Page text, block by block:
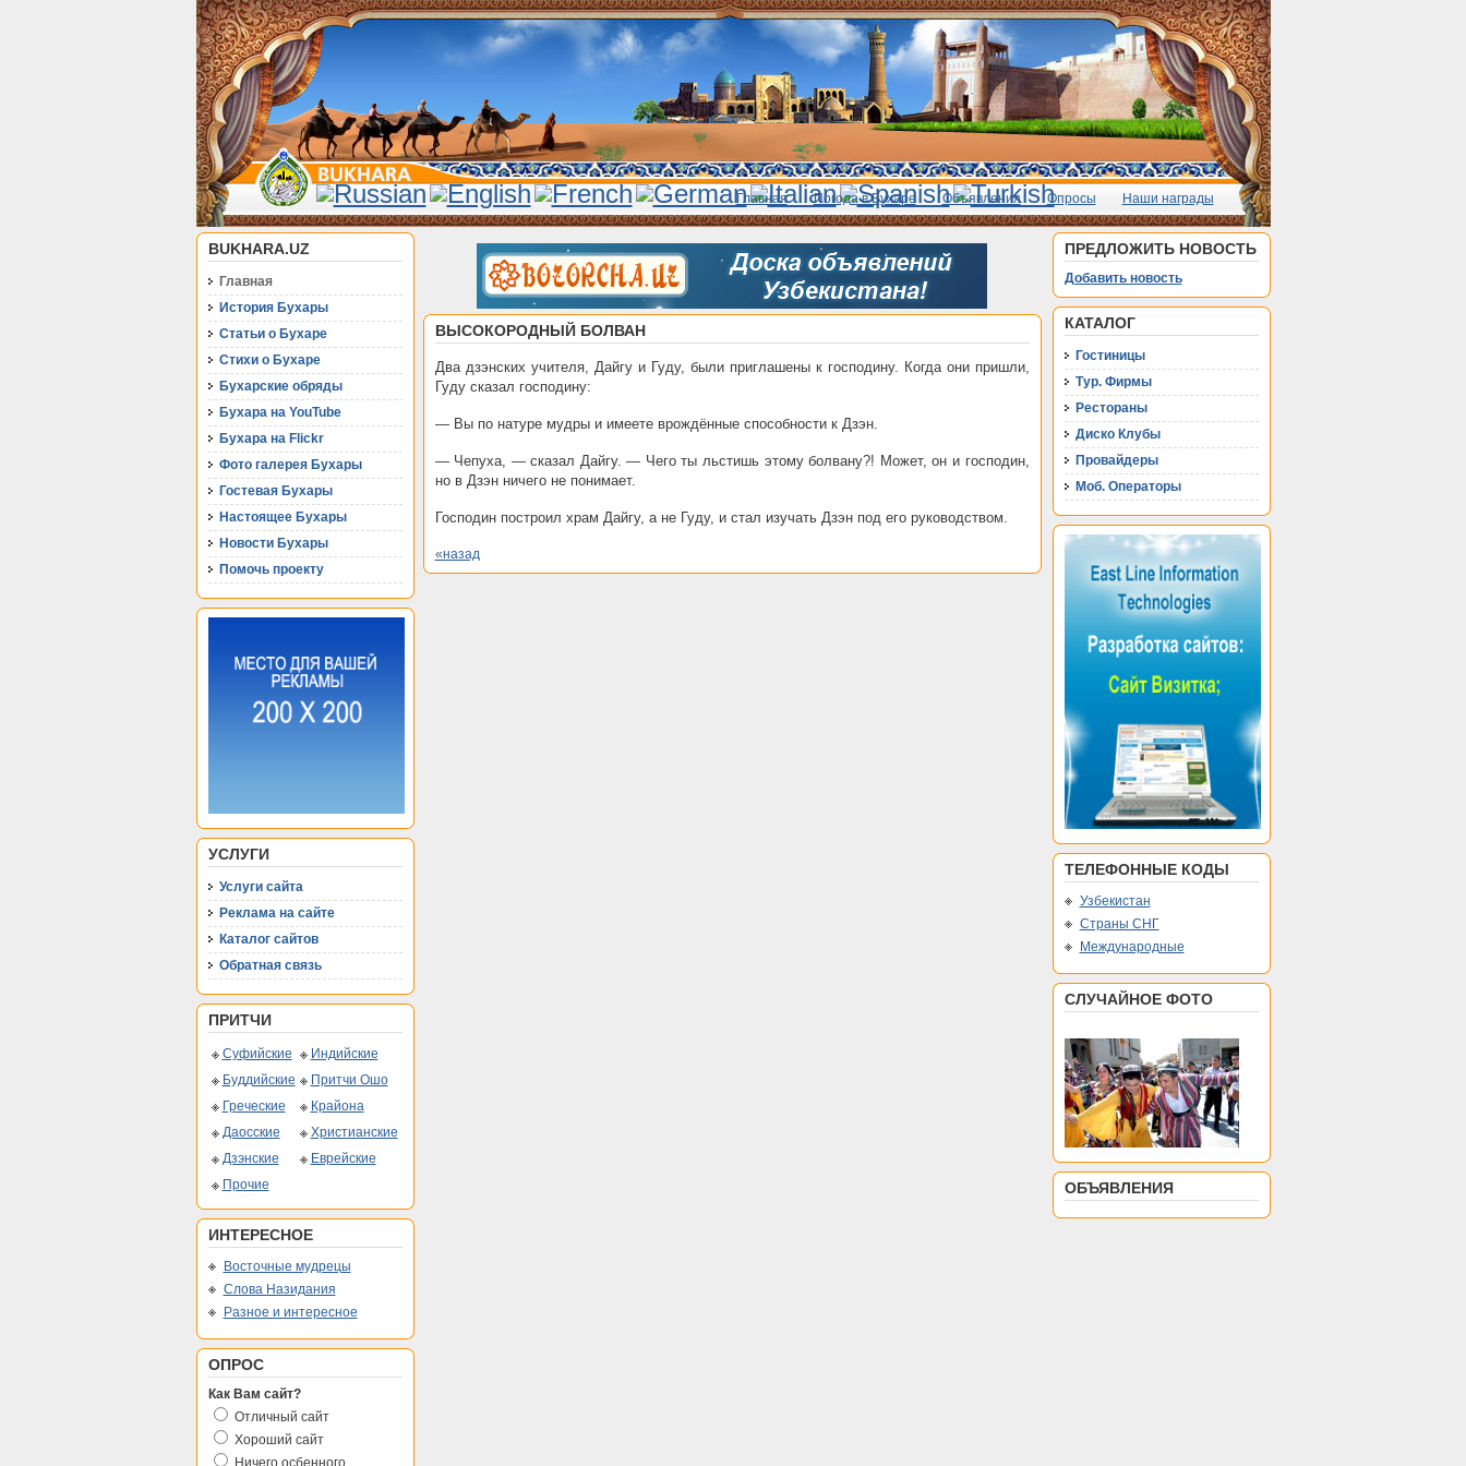
Главная Погода в Бухаре Объявления Опросы Наши награды
BUKHARA.UZ
Главная
История Бухары
Статьи о Бухаре
Стихи о Бухаре
Бухарские обряды
Бухара на YouTube
Бухара на Flickr
Фото галерея Бухары
Гостевая Бухары
Настоящее Бухары
Новости Бухары
Помочь проекту
УСЛУГИ
Услуги сайта
Реклама на сайте
Каталог сайтов
Обратная связь
ПРИТЧИ
Суфийские
Индийские
Буддийские
Притчи Ошо
Греческие
Крайона
Даосские
Христианские
Дзэнские
Еврейские
Прочие
ИНТЕРЕСНОЕ
Восточные мудрецы
Слова Назидания
Разное и интересное
ОПРОС
Как Вам сайт?
Отличный сайт
Хороший сайт
Ничего осбенного
ВЫСОКОРОДНЫЙ БОЛВАН
Два дзэнских учителя, Дайгу и Гуду, были приглашены к господину. Когда они пришли,
Гуду сказал господину:
— Вы по натуре мудры и имеете врождённые способности к Дзэн.
— Чепуха, — сказал Дайгу. — Чего ты льстишь этому болвану?! Может, он и господин,
но в Дзэн ничего не понимает.
Господин построил храм Дайгу, а не Гуду, и стал изучать Дзэн под его руководством.
«назад
ПРЕДЛОЖИТЬ НОВОСТЬ
Добавить новость
КАТАЛОГ
Гостиницы
Тур. Фирмы
Рестораны
Диско Клубы
Провайдеры
Моб. Операторы
ТЕЛЕФОННЫЕ КОДЫ
Узбекистан
Страны СНГ
Международные
СЛУЧАЙНОЕ ФОТО
ОБЪЯВЛЕНИЯ